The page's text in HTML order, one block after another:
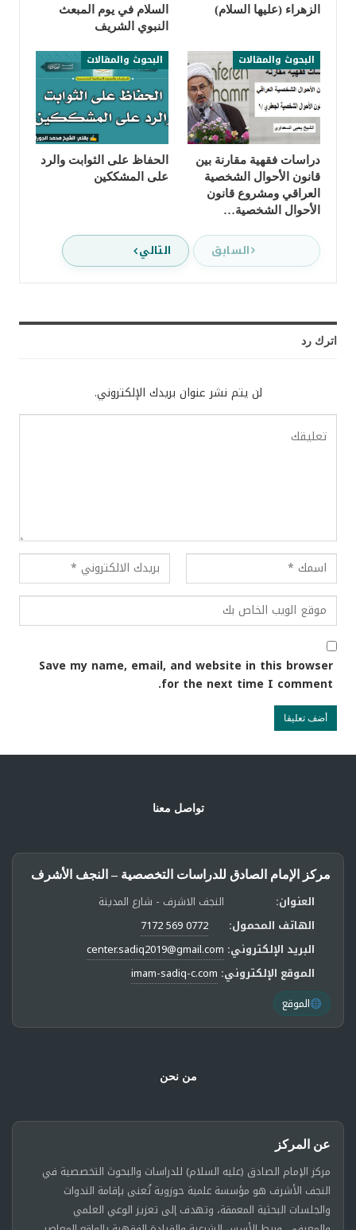
الزهراء (عليها السلام)
السلام في يوم المبعث
النبوي الشريف
البحوث والمقالات
دراسات فقهية مقارنة بين
قانون الأحوال الشخصية
العراقي ومشروع قانون
الأحوال الشخصية…
البحوث والمقالات
الحفاظ على الثوابت والرد
على المشككين
السابق التالي
اترك رد
لن يتم نشر عنوان بريدك الإلكتروني.
Save my name, email, and website in this browser
for the next time I comment.
تواصل معنا
مركز الإمام الصادق للدراسات التخصصية – النجف الأشرف
العنوان:
النجف الاشرف - شارع المدينة
الهاتف المحمول:
0772 569 7172
البريد الإلكتروني: center.sadiq2019@gmail.com
الموقع الإلكتروني: imam-sadiq-c.com
الموقع
من نحن
عن المركز
مركز الإمام الصادق (عليه السلام) للدراسات والبحوث التخصصية في
النجف الأشرف هو مؤسسة علمية حوزوية تُعنى بإقامة الندوات
والجلسات البحثية المعمقة، وتهدف إلى تعزيز الوعي العلمي